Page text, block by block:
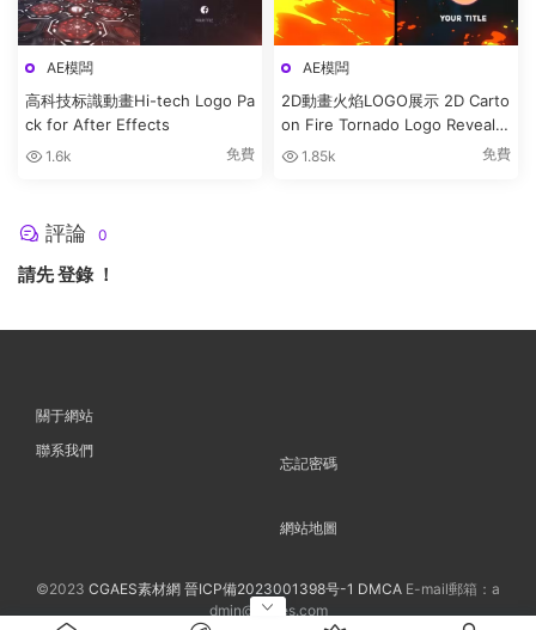
AE模闆
高科技标識動畫Hi-tech Logo Pa
ck for After Effects
1.6k 免費
AE模闆
2D動畫火焰LOGO展示 2D Carto
on Fire Tornado Logo Reveals
[After Effects]
1.85k 免費
評論 0
請先登錄！
關于網站
聯系我們
忘記密碼
網站地圖
©2023 CGAES素材網 晉ICP備2023001398号-1 DMCA E-mail郵箱：a
dmin@cgaes.com